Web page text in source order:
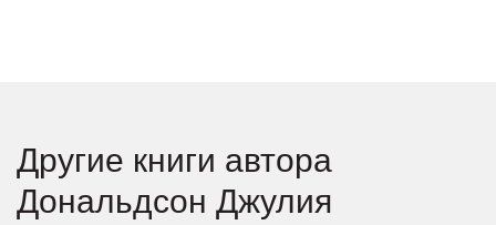
Другие книги автора
Дональдсон Джулия